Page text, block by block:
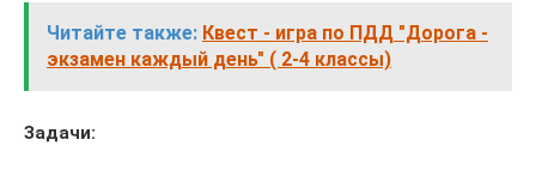
Читайте также: Квест - игра по ПДД "Дорога -
экзамен каждый день" ( 2-4 классы)
Задачи: